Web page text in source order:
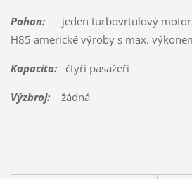
Pohon:jeden turbovrtulový motor
H85 americké výroby s max.
Kapacita:čtyři pasažéři
Výzbroj:žádná